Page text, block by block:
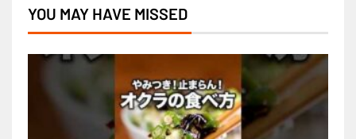
YOU MAY HAVE MISSED